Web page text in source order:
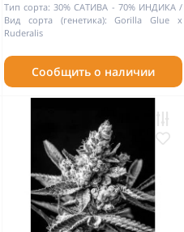
Тип сорта: 30% САТИВА - 70% ИНДИКА
Вид сорта (генетика):
Gorilla Glue x
Ruderalis
Сообщить о наличии